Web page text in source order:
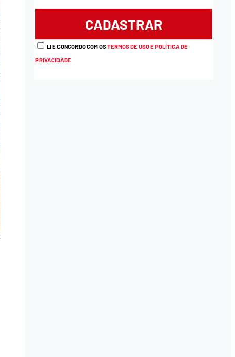
LI E CONCORDO COM OSTERMOS DE USO E POLÍTICA DE
PRIVACIDADE